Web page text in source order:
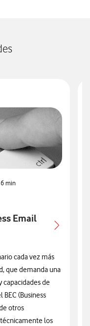
6 min
con
Email
cada vez más
que demanda una
capacidades de
(Business
otros
los